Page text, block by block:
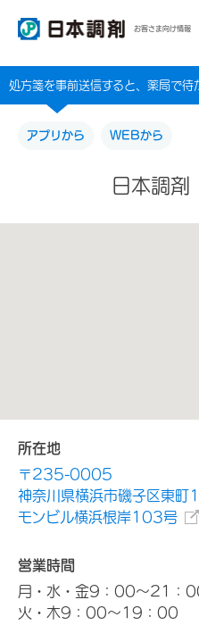
お客さま向け情報
処方箋を事前送信すると、薬局で待
アプリから WEBから
日本調
所在地
〒235-0005
神奈川県横浜市磯子区東
モンビル横浜根岸103号
営業時間
月・水・金9：00～21：
火・木9：00～19：00